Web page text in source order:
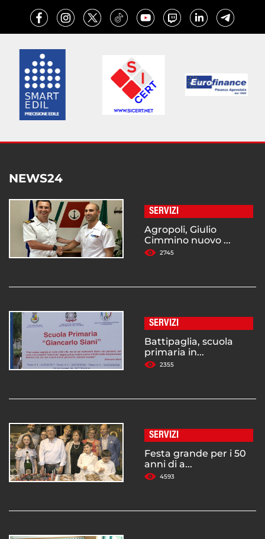
NEWS24
SERVIZI
Agropoli, Giulio
Cimmino nuovo ...
2745
SERVIZI
Battipaglia, scuola
primaria in...
2355
SERVIZI
Festa grande per i 50
anni di a...
4593